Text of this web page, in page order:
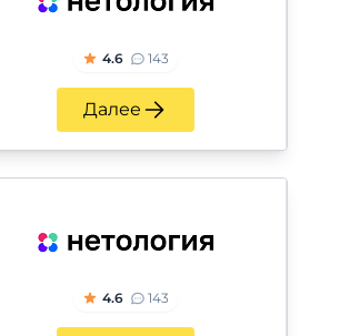
4.6 143
Далее
4.6 143